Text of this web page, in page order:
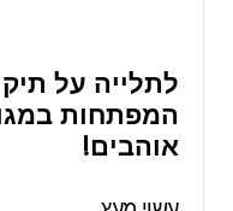
לתלייה על
המפתחות
אוהבים!